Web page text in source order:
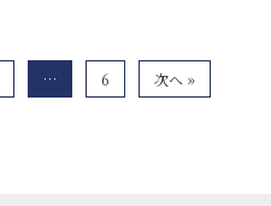
… 6 次へ »